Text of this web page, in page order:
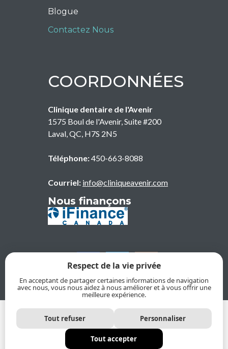
Blogue
Contactez Nous
COORDONNÉES
Clinique dentaire de l'Avenir
1575 Boul de l'Avenir, Suite #200
Laval,QC, H7S 2N5
Téléphone:450-663-8088
Courriel: info@cliniqueavenir.com
Nous finançons
© 2026, Clinique dentaire de l'Avenir. Tous droits réservés
Politique de confidentialité
Politique de protection des renseignements personnels
Respect de la vie privée
En acceptant de partager certaines informations de navigation
avec nous, vous nous aidez à nous améliorer et à vous offrir une
meilleure expérience.
Tout refuser Personnaliser
Tout accepter